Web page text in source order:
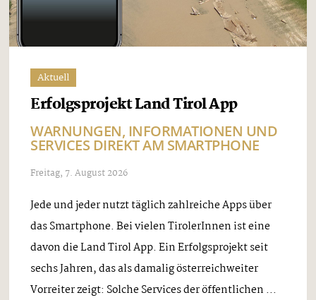
Aktuell
Erfolgsprojekt Land Tirol App
WARNUNGEN, INFORMATIONEN UND
SERVICES DIREKT AM SMARTPHONE
Freitag, 7. August 2026
Jede und jeder nutzt täglich zahlreiche Apps über
das Smartphone. Bei vielen TirolerInnen ist eine
davon die Land Tirol App. Ein Erfolgsprojekt seit
sechs Jahren, das als damalig österreichweiter
Vorreiter zeigt: Solche Services der öffentlichen ...